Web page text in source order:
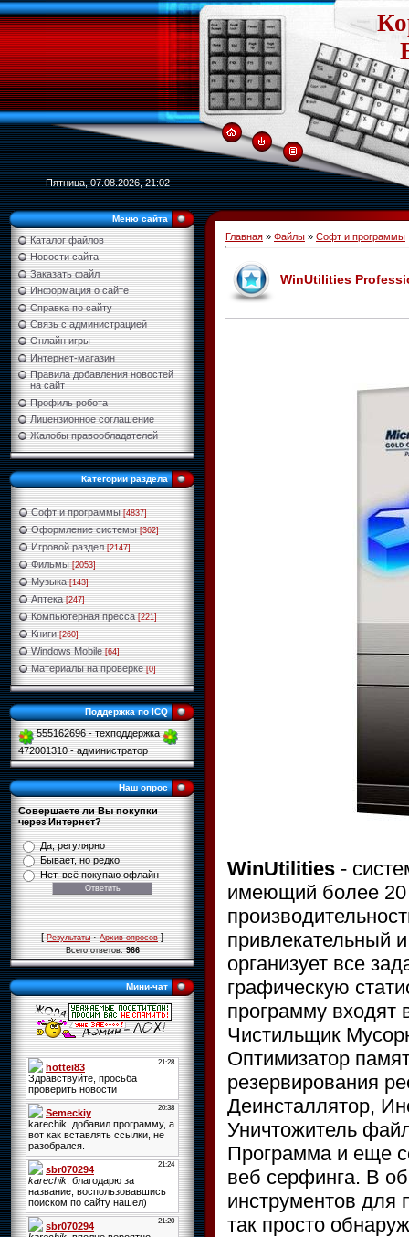
Пятница, 07.08.2026, 21:02
Меню сайта
Каталог файлов
Новости сайта
Заказать файл
Информация о сайте
Справка по сайту
Связь с администрацией
Онлайн игры
Интернет-магазин
Правила добавления новостей
на сайт
Профиль робота
Лицензионное соглашение
Жалобы правообладателей
Категории раздела
Софт и программы [4837]
Оформление системы [362]
Игровой раздел [2147]
Фильмы [2053]
Музыка [143]
Аптека [247]
Компьютерная пресса [221]
Книги [260]
Windows Mobile [64]
Материалы на проверке [0]
Поддержка по ICQ
555162696 - техподдержка
472001310 - администратор
Наш опрос
Совершаете ли Вы покупки
через Интернет?
Да, регулярно
Бывает, но редко
Нет, всё покупаю офлайн
[Результаты·Архив опросов]
Всего ответов:966
Мини-чат
Главная » Файлы » Софт и программы
WinUtilities
WinUtilities -
имеющий более 20
привлекательный
организует все
графическую
программу входят
Чистильщик
Оптимизатор
резервирования
Деинсталлятор,
Уничтожитель
Программа и еще
веб серфинга. В
инструментов для
так просто